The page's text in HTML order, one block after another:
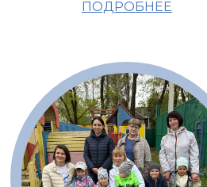
ПОДРОБНЕЕ